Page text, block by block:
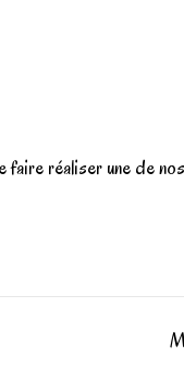
réaliser une de